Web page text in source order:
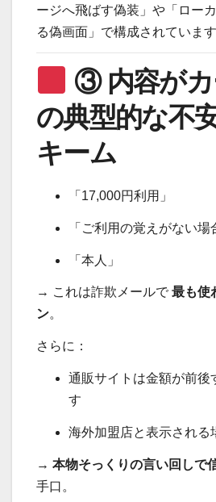
ージへ飛ばす偽装」や「ロー
る偽画面」で構成されています
③ 内容が
の典型的な不
キーム
「17,000円利用」
「ご利用の覚えがない場
「本人」
→ これは詐欺メールで 最も使
ン。
さらに：
通販サイトは金額が前後
す
海外加盟店と表示される
→ 本物そっくりの言い回しで
手口。